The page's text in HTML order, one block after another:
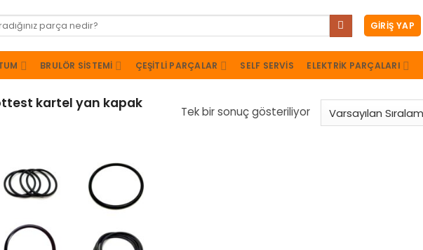
GIRIŞ YAP
BRULÖR SISTEMI ÇEŞITLI PARÇALAR SELF SERVIS ELEKTRIK PARÇALARI
kartel yan kapak
Tek bir sonuç gösteriliyor